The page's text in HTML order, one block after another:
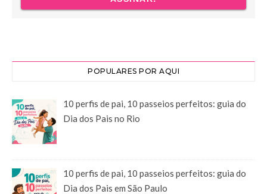
POPULARES POR AQUI
10 perfis de pai, 10 passeios perfeitos: guia do
Dia dos Pais no Rio
10 perfis de pai, 10 passeios perfeitos: guia do
Dia dos Pais em São Paulo